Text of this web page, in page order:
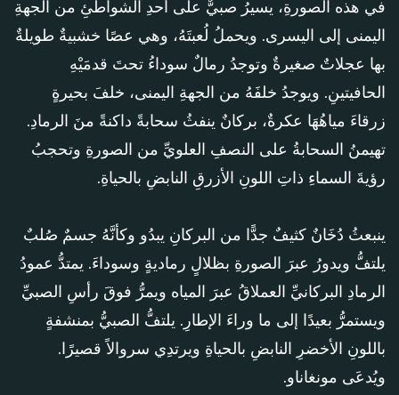
في هذه الصورةِ، يسيرُ صبيٌّ على أحدِ الشواطئِ من الجهةِ
اليمنى إلى اليسرى. ويحملُ لُعبتَهُ، وهي عصًا خشبيةٌ طويلةٌ
بها عجلاتٌ صغيرةٌ وتوجدُ رمالٌ سوداءُ تحتَ قدمَيْهِ
الحافيتينِ. ويوجدُ خلفَهُ من الجهةِ اليمنى، خلفَ بحيرةٍ
زرقاءَ مياهُهَا عكرةٌ، بركانٌ ينفثُ سحابةً داكنةً منَ الرمادِ.
تهيمنُ السحابةُ على النصفِ العلويِّ من الصورةِ وتحجبُ
رؤيةَ السماءِ ذاتِ اللونِ الأزرقِ النابضِ بالحياةِ.
ينبعثُ دُخَانٌ كثيفٌ جدًّا من البركانِ يبدُو وكأنَّهُ جسمٌ صُلبٌ
يلتفُّ ويدورُ عبرَ الصورةِ بظلالٍ رماديةٍ وسوداءَ. يمتدُّ عمودُ
الرمادِ البركانيِّ العملاقُ عبرَ المياه ويمرُّ فوقَ رأسِ الصبيِّ
ويستمرُّ بعيدًا إلى ما وراءَ الإطارِ. يلتفُّ الصبيُّ بمنشفةٍ
باللونِ الأخضرِ النابضِ بالحياةِ ويرتدِي سروالاً قصيرًا.
ويُدعَى مونغاناو.